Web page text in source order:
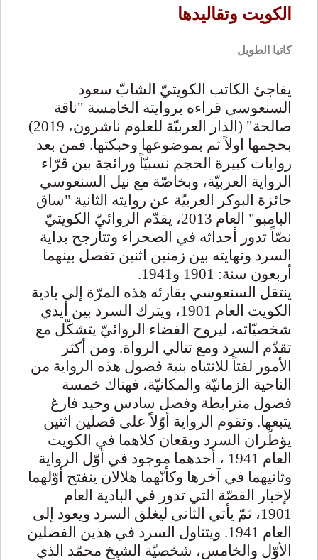
الكويت وتقاليدها
كاتيا الطويل
يفاجئ الكاتب الكويتيّ الشابّ سعود
السنعوسي قراءه بروايته الخامسة "ناقة
صالحة" (الدار العربيّة للعلوم ناشرون، 2019)
بحجمها اولاً ثم بموضوعها وحبكتها. فمن بعد
روايات كبيرة الحجم نسبيّاً ورائجة بين قرّاء
الرواية العربيّة، وبخاصّة مع نيل السنعوسي
جائزة البوكر العربيّة عن روايته الثانية "ساق
البامبو" العام 2013، يقدّم الروائيّ الكويتيّ
نصّاً تدور أحداثه في الصحراء وتتأرجح بداية
السرد ونهايته بين زمنين اثنين تفصل بينهما
أربعون سنة: 1901 و1941.
ينتقل السنعوسي بقارئه هذه المرّة إلى بادية
الكويت العام 1901، ويترك السرد بين أيدي
شخصيّاته، ليروح الفضاء الروائيّ يتشكّل مع
تقدّم السرد ومع تتالي الرواة. ومن أكثر
الأمور لفتاً للانتباه بنية فصول هذه الرواية من
الناحية الزمانيّة والمكانيّة، فهناك خمسة
فصول مترابطة وفصل سادس وحيد فارغ
يتبعها. وتقوم الرواية أوّلاً على فصلين اثنين
يؤطّران السرد ويقعان كلاهما في الكويت
العام 1941 ، أحدهما موجود في أوّل الرواية
وثانيهما في آخرها وكأنّهما هلالان ينفتح أوّلهما
لإخبار القصّة التي تدور في البادية العام
1901، ثمّ يأتي الثاني ليغلق السرد ويعود إلى
العام 1941. ويتناول السرد في هذين الفصلين
الأوّل والخامس، شخصيّة الشيخ محمّد الذي